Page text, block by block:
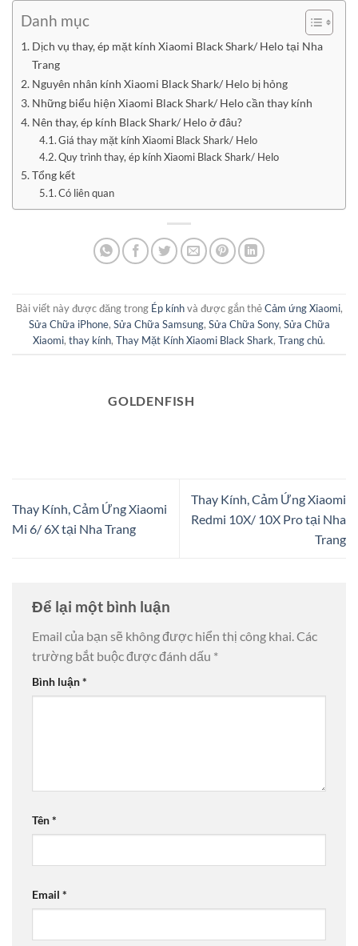
Danh mục
Dịch vụ thay, ép mặt kính Xiaomi Black Shark/ Helo tại Nha
Trang
Nguyên nhân kính Xiaomi Black Shark/ Helo bị hỏng
Những biểu hiện Xiaomi Black Shark/ Helo cần thay kính
Nên thay, ép kính Black Shark/ Helo ở đâu?
Giá thay mặt kính Xiaomi Black Shark/ Helo
Quy trình thay, ép kính Xiaomi Black Shark/ Helo
Tổng kết
Có liên quan
Bài viết này được đăng trong Ép kínhvà được gắn thẻCảm ứng Xiaomi,
Sửa Chữa iPhone, Sửa Chữa Samsung, Sửa Chữa Sony, Sửa Chữa
Xiaomi, thay kính, Thay Mặt Kính Xiaomi Black Shark, Trang chủ.
GOLDENFISH
Thay Kính, Cảm Ứng Xiaomi
Mi 6/ 6X tại Nha Trang
Thay Kính, Cảm Ứng Xiaomi
Redmi 10X/ 10X Pro tại Nha
Trang
Để lại một bình luận
Email của bạn sẽ không được hiển thị công khai.Các
trường bắt buộc được đánh dấu *
Bình luận*
Tên*
Email *